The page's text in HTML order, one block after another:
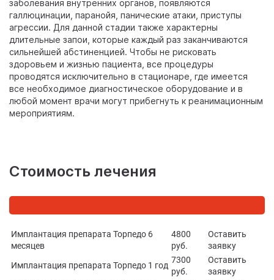
заболевания внутренних органов, появляются
галлюцинации, паранойя, панические атаки, приступы
агрессии. Для данной стадии также характерны
длительные запои, которые каждый раз заканчиваются
сильнейшей абстиненцией. Чтобы не рисковать
здоровьем и жизнью пациента, все процедуры
проводятся исключительно в стационаре, где имеется
все необходимое диагностическое оборудование и в
любой момент врачи могут прибегнуть к реанимационным
мероприятиям.
Стоимость лечения
Имплантация препарата Торпедо 6
месяцев
4800
руб.
Оставить
заявку
Имплантация препарата Торпедо 1 год
7300
руб.
Оставить
заявку